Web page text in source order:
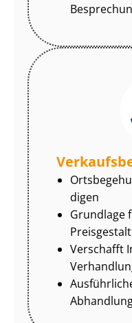
di­gen
Grundlage
Verschafft